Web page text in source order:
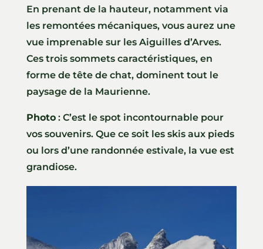
En prenant de la hauteur, notamment via
les remontées mécaniques, vous aurez une
vue imprenable sur les Aiguilles d’Arves.
Ces trois sommets caractéristiques, en
forme de tête de chat, dominent tout le
paysage de la Maurienne.
Photo: C’est le spot incontournable pour
vos souvenirs. Que ce soit les skis aux pieds
ou lors d’une randonnée estivale, la vue est
grandiose.